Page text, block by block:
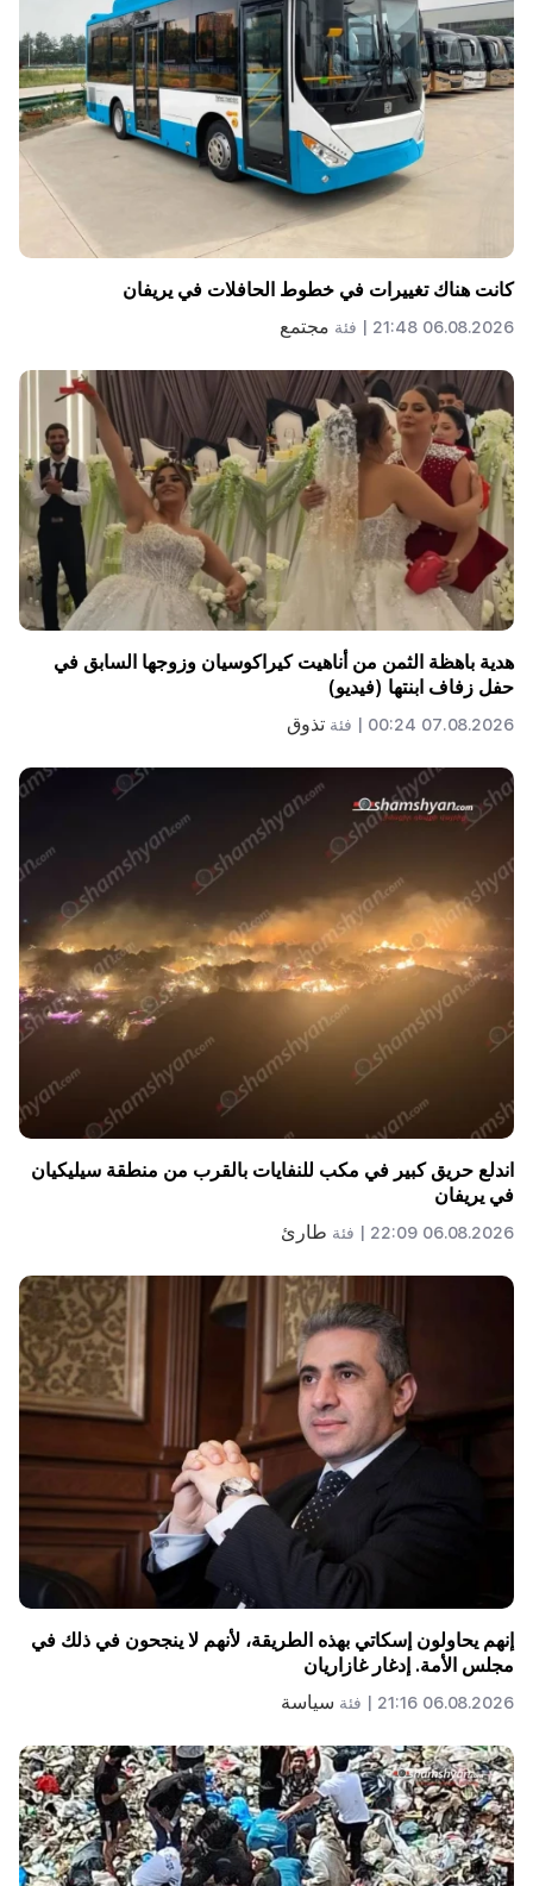
كانت هناك تغييرات في خطوط الحافلات في يريفان
06.08.2026 21:48 | فئة مجتمع
هدية باهظة الثمن من أناهيت كيراكوسيان وزوجها السابق في
حفل زفاف ابنتها (فيديو)
07.08.2026 00:24 | فئة تذوق
اندلع حريق كبير في مكب للنفايات بالقرب من منطقة سيليكيان
في يريفان
06.08.2026 22:09 | فئة طارئ
إنهم يحاولون إسكاتي بهذه الطريقة، لأنهم لا ينجحون في ذلك في
مجلس الأمة. إدغار غازاريان
06.08.2026 21:16 | فئة سياسة